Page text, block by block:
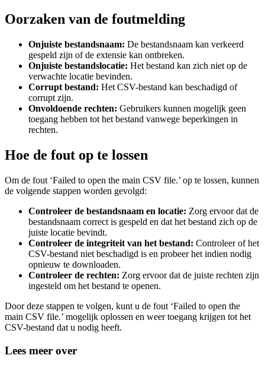
Oorzaken van de foutmelding
Onjuiste bestandsnaam: De bestandsnaam kan verkeerd
gespeld zijn of de extensie kan ontbreken.
Onjuiste bestandslocatie: Het bestand kan zich niet op de
verwachte locatie bevinden.
Corrupt bestand: Het CSV-bestand kan beschadigd of
corrupt zijn.
Onvoldoende rechten: Gebruikers kunnen mogelijk geen
toegang hebben tot het bestand vanwege beperkingen in
rechten.
Hoe de fout op te lossen
Om de fout ‘Failed to open the main CSV file.’ op te lossen, kunnen
de volgende stappen worden gevolgd:
Controleer de bestandsnaam en locatie: Zorg ervoor dat de
bestandsnaam correct is gespeld en dat het bestand zich op de
juiste locatie bevindt.
Controleer de integriteit van het bestand: Controleer of het
CSV-bestand niet beschadigd is en probeer het indien nodig
opnieuw te downloaden.
Controleer de rechten: Zorg ervoor dat de juiste rechten zijn
ingesteld om het bestand te openen.
Door deze stappen te volgen, kunt u de fout ‘Failed to open the
main CSV file.’ mogelijk oplossen en weer toegang krijgen tot het
CSV-bestand dat u nodig heeft.
Lees meer over